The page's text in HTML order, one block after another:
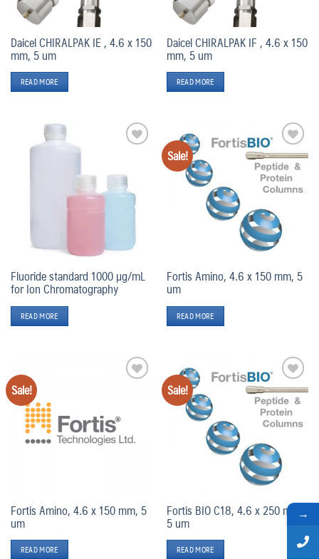
Daicel CHIRALPAK IE , 4.6 x 150
mm, 5 um
READ MORE
Daicel CHIRALPAK IF , 4.6 x 150
mm, 5 um
READ MORE
wishlist
Fluoride standard 1000 µg/mL
for Ion Chromatography
READ MORE
Sale! Add
to
wishlist
Fortis Amino, 4.6 x 150 mm, 5
um
READ MORE
Sale!
Fortis Amino, 4.6 x 150 mm, 5
um
READ MORE
Sale! Add
to
wishlist
Fortis BIO C18, 4.6 x 250 mm,
5 um
READ MORE
→